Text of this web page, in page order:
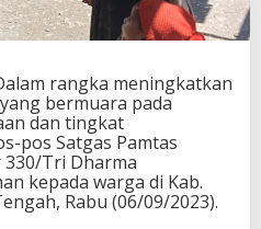
rangka meningkatkan
bermuara pada
dan tingkat
pos Satgas Pamtas
330/Tri Dharma
kepada warga di Kab.
Rabu (06/09/2023).